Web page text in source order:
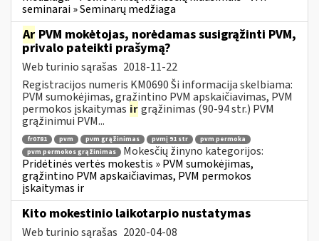
seminarai » Seminarų medžiaga
Ar PVM mokėtojas, norėdamas susigrąžinti PVM,
privalo pateikti prašymą?
Web turinio sąrašas 2018-11-22
Registracijos numeris KM0690 Ši informacija skelbiama:
PVM sumokėjimas, grąžintino PVM apskaičiavimas, PVM
permokos įskaitymas irgrąžinimas (90-94 str.) PVM
grąžinimui PVM...
fr0781 pvm pvm grąžinimas pvmį 91 str
pvm permoka
pvm permokos grąžinimas
Mokesčių žinyno kategorijos:
Pridėtinės vertės mokestis » PVM sumokėjimas,
grąžintino PVM apskaičiavimas, PVM permokos
įskaitymas ir
Kito mokestinio laikotarpio nustatymas
Web turinio sąrašas 2020-04-08